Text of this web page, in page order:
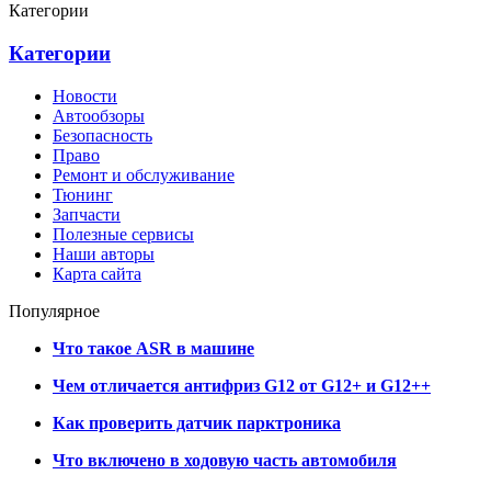
Категории
Категории
Новости
Автообзоры
Безопасность
Право
Ремонт и обслуживание
Тюнинг
Запчасти
Полезные сервисы
Наши авторы
Карта сайта
Популярное
Что такое ASR в машине
Чем отличается антифриз G12 от G12+ и G12++
Как проверить датчик парктроника
Что включено в ходовую часть автомобиля